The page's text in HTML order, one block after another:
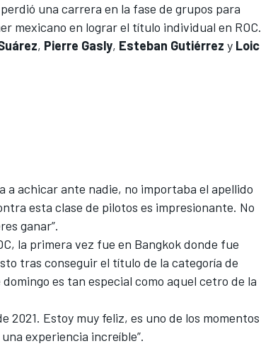
una carrera en la fase de grupos para
mexicano en lograr el título individual en ROC.
, Pierre Gasly, Esteban Gutiérrez y Loic
a achicar ante nadie, no importaba el apellido
esta clase de pilotos es impresionante. No
ganar”.
la primera vez fue en Bangkok donde fue
tras conseguir el título de la categoría de
es tan especial como aquel cetro de la
2021. Estoy muy feliz, es uno de los momentos
experiencia increíble”.